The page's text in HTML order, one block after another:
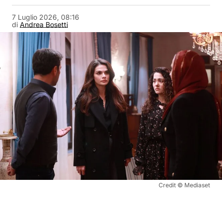
di Andrea Bosetti
7 Luglio 2026, 08:16
Credit © Mediaset